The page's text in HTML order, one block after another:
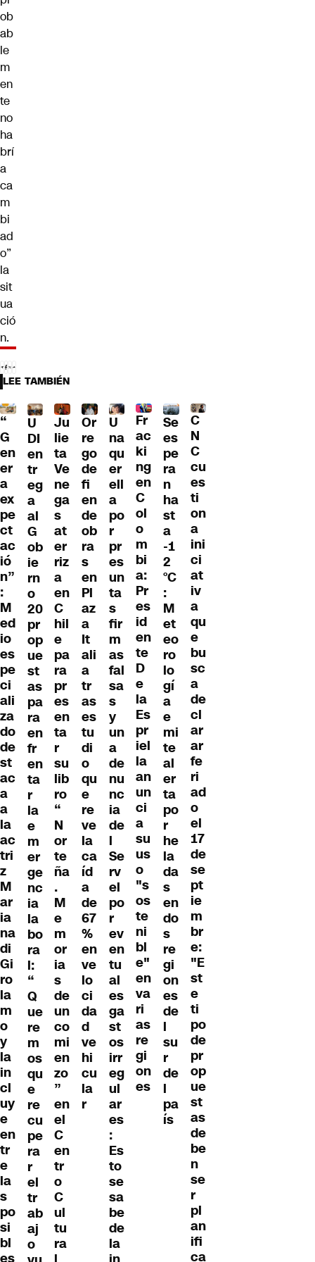
ob
ab
le
m
en
te
no
ha
brí
a
ca
m
bi
ad
o”
la
sit
ua
ció
n.
LEE TAMBIÉN
“
G
en
er
a
ex
pe
ct
ac
ió
n”
:
M
ed
io
es
pe
ci
ali
za
do
de
st
ac
a
a
la
ac
tri
z
M
ar
ia
na
di
Gi
ro
la
m
o
y
la
in
cl
uy
e
en
tr
e
la
s
po
si
bl
U
DI
en
tr
eg
a
al
G
ob
ie
rn
o
20
pr
op
ue
st
as
pa
ra
en
fr
en
ta
r
la
e
m
er
ge
nc
ia
la
bo
ra
l:
“
Q
ue
re
m
os
qu
e
re
cu
pe
ra
r
el
tr
ab
aj
o
Ju
lie
ta
Ve
ne
ga
s
at
er
riz
a
en
C
hil
e
pa
ra
pr
es
en
ta
r
su
lib
ro
“
N
or
te
ña
.
M
e
m
or
ia
s
de
un
co
mi
en
zo
”
en
el
C
en
tr
o
C
ul
tu
ra
Or
re
go
de
fi
en
de
ob
ra
s
en
Pl
az
a
It
ali
a
tr
as
es
tu
di
o
qu
e
re
ve
la
ca
íd
a
de
67
%
en
ve
lo
ci
da
d
ve
hi
cu
la
r
U
na
qu
er
ell
a
po
r
pr
es
un
ta
s
fir
m
as
fal
sa
s
y
un
a
de
nu
nc
ia
de
l
Se
rv
el
po
r
ev
en
tu
al
es
ga
st
os
irr
eg
ul
ar
es
:
Es
to
se
sa
be
de
la
Fr
ac
ki
ng
en
C
ol
o
m
bi
a:
Pr
es
id
en
te
D
e
la
Es
pr
iel
la
an
un
ci
a
su
us
o
"s
os
te
ni
bl
e"
en
va
ri
as
re
gi
on
es
Se
es
pe
ra
n
ha
st
a
-1
2
°C
:
M
et
eo
ro
lo
gí
a
e
mi
te
al
er
ta
po
r
he
la
da
s
en
do
s
re
gi
on
es
de
l
su
r
de
l
pa
ís
C
N
C
cu
es
ti
on
a
ini
ci
at
iv
a
qu
e
bu
sc
a
de
cl
ar
ar
fe
ri
ad
o
el
17
de
se
pt
ie
m
br
e:
"E
st
e
ti
po
de
pr
op
ue
st
as
de
be
n
se
r
pl
an
ifi
ca